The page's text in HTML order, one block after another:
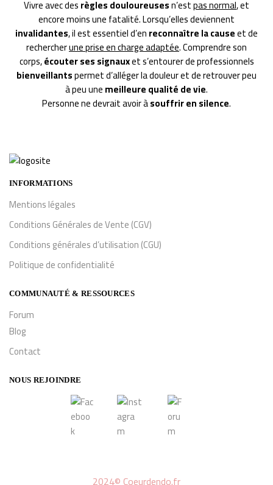
Vivre avec desrègles douloureusesn’estpas normal, et
encore moins une fatalité. Lorsqu’elles deviennent
invalidantes, il est essentiel d’enreconnaître la causeet de
rechercherune prise en charge adaptée. Comprendre son
corps,écouter ses signauxet s’entourer de professionnels
bienveillantspermet d’alléger la douleur et de retrouver peu
à peu unemeilleure qualité de vie.
Personne ne devrait avoir àsouffrir en silence.
INFORMATIONS
Mentions légales
Conditions Générales de Vente (CGV)
Conditions générales d’utilisation (CGU)
Politique de confidentialité
COMMUNAUTÉ & RESSOURCES
Forum
Blog
Contact
NOUS REJOINDRE
2024© Coeurdendo.fr